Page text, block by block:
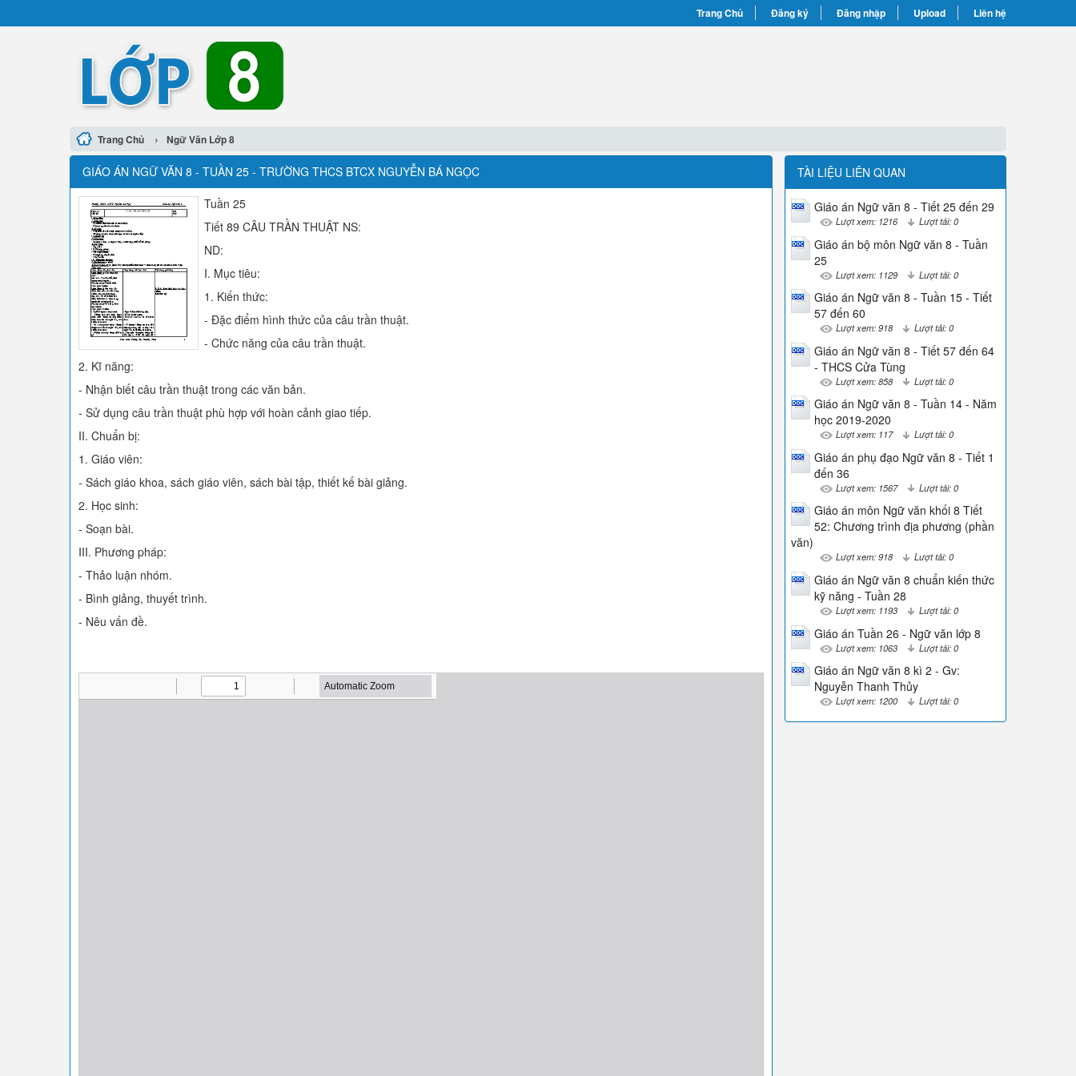
Trang Chủ Đăng ký Đăng nhập Upload Liên hệ
Trang Chủ › Ngữ Văn Lớp 8
GIÁO ÁN NGỮ VĂN 8 - TUẦN 25 - TRƯỜNG THCS BTCX NGUYỄN BÁ NGỌC
Tuần 25
Tiết 89 CÂU TRẦN THUẬT NS:
ND:
I. Mục tiêu:
1. Kiến thức:
- Đặc điểm hình thức của câu trần thuật.
- Chức năng của câu trần thuật.
2. Kĩ năng:
- Nhận biết câu trần thuật trong các văn bản.
- Sử dụng câu trần thuật phù hợp với hoàn cảnh giao tiếp.
II. Chuẩn bị:
1. Giáo viên:
- Sách giáo khoa, sách giáo viên, sách bài tập, thiết kế bài giảng.
2. Học sinh:
- Soạn bài.
III. Phương pháp:
- Thảo luận nhóm.
- Bình giảng, thuyết trình.
- Nêu vấn đề.
TÀI LIỆU LIÊN QUAN
Giáo án Ngữ văn 8 - Tiết 25 đến 29
Lượt xem: 1216 Lượt tải: 0
Giáo án bộ môn Ngữ văn 8 - Tuần
25
Lượt xem: 1129 Lượt tải: 0
Giáo án Ngữ văn 8 - Tuần 15 - Tiết
57 đến 60
Lượt xem: 918 Lượt tải: 0
Giáo án Ngữ văn 8 - Tiết 57 đến 64
- THCS Cửa Tùng
Lượt xem: 858 Lượt tải: 0
Giáo án Ngữ văn 8 - Tuần 14 - Năm
học 2019-2020
Lượt xem: 117 Lượt tải: 0
Giáo án phụ đạo Ngữ văn 8 - Tiết 1
đến 36
Lượt xem: 1567 Lượt tải: 0
Giáo án môn Ngữ văn khối 8 Tiết
52: Chương trình địa phương (phần
văn)
Lượt xem: 918 Lượt tải: 0
Giáo án Ngữ văn 8 chuẩn kiến thức
kỹ năng - Tuần 28
Lượt xem: 1193 Lượt tải: 0
Giáo án Tuần 26 - Ngữ văn lớp 8
Lượt xem: 1063 Lượt tải: 0
Giáo án Ngữ văn 8 kì 2 - Gv:
Nguyễn Thanh Thủy
Lượt xem: 1200 Lượt tải: 0